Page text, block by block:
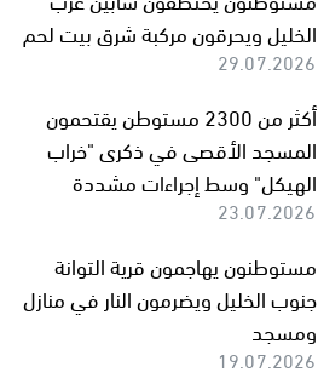
الخليل ويحرقون مركبة شرق بيت لحم
29.07.2026
أكثر من 2300 مستوطن يقتحمون
المسجد الأقصى في ذكرى "خراب
الهيكل" وسط إجراءات مشددة
23.07.2026
مستوطنون يهاجمون قرية التوانة
جنوب الخليل ويضرمون النار في منازل
ومسجد
19.07.2026